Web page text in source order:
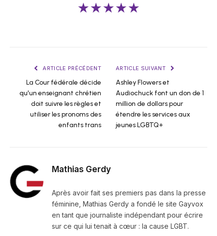
★★★★★
ARTICLE PRÉCÉDENT
La Cour fédérale décide
qu'un enseignant chrétien
doit suivre les règles et
utiliser les pronoms des
enfants trans
ARTICLE SUIVANT
Ashley Flowers et
Audiochuck font un don de 1
million de dollars pour
étendre les services aux
jeunes LGBTQ+
Mathias Gerdy
Après avoir fait ses premiers pas dans la presse
féminine, Mathias Gerdy a fondé le site Gayvox
en tant que journaliste indépendant pour écrire
sur ce qui lui tenait à cœur : la cause LGBT.